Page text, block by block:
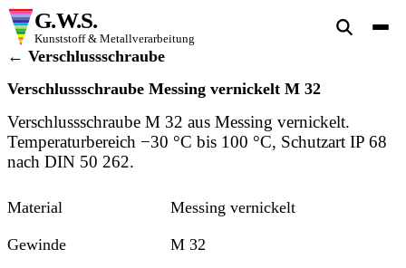
G.W.S.
Kunststoff & Metallverarbeitung
← Verschlussschraube
Verschlussschraube Messing vernickelt M 32
Verschlussschraube M 32 aus Messing vernickelt.
Temperaturbereich −30 °C bis 100 °C, Schutzart IP 68
nach DIN 50 262.
Material Messing vernickelt
Gewinde M 32